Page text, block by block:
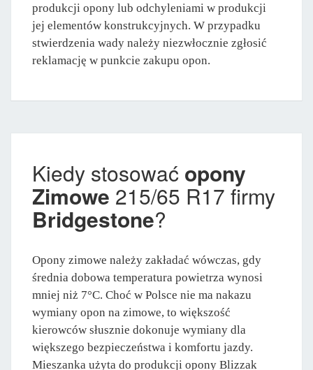
produkcji opony lub odchyleniami w produkcji
jej elementów konstrukcyjnych. W przypadku
stwierdzenia wady należy niezwłocznie zgłosić
reklamację w punkcie zakupu opon.
Kiedy stosować opony
Zimowe 215/65 R17 firmy
Bridgestone?
Opony zimowe należy zakładać wówczas, gdy
średnia dobowa temperatura powietrza wynosi
mniej niż 7°C. Choć w Polsce nie ma nakazu
wymiany opon na zimowe, to większość
kierowców słusznie dokonuje wymiany dla
większego bezpieczeństwa i komfortu jazdy.
Mieszanka użyta do produkcji opony Blizzak